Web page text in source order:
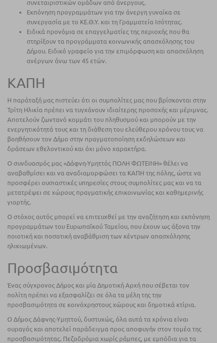
συνεταιριστικών ομάδων από άνεργους.
Εκπόνηση προγραμμάτων για την άνεργη γυναίκα σε
συνεργασία με το ΚΕ.Θ.Υ. και τη Γραμματεία Ισότητας.
Ειδικά προνόμια σε επαγγελματίες της περιοχής που θα
στηρίξουν τα προγράμματα κοινωνικής απασχόλησης του
Δήμου. Ειδικό γραφείο για την επιμόρφωση και απασχόληση
ανέργων άνω των 45 ετών.
ΚΑΠΗ
Η παράταξή μας πιστεύει ότι οι συμπολίτες μας που βρίσκονται στην
Τρίτη Ηλικία πρέπει να τυγχάνουν ιδιαίτερης προσοχής και μέριμνας.
Αποτελούν ζωντανό κομμάτι του πληθυσμού και μπορούν με την
ενεργητικότητά τους και τη διάθεση του ελεύθερου χρόνου τους να
βοηθήσουν τον Δήμο στην πραγματοποίηση εκδηλώσεων και
δράσεων εθελοντικού και όχι μόνο χαρακτήρα.
Ο συνδυασμός μας «Δάφνη-Υμηττός ΠΟΛΗ ΦΩΤΕΙΝΗ» θέλει να
αναβαθμίσει και να αναδιαμορφώσει τα ΚΑΠΗ της πόλης, ώστε να
προσφέρει ουσιαστικές υπηρεσίες στους συμπολίτες μας και να τα
μετατρέψει σε χώρους πραγματικής επικοινωνίας και καθημερινής
γιορτής.
Ο στόχος αυτός μπορεί να επιτευχθεί με την αναζήτηση και εκπόνηση
προγραμμάτων του Ευρωπαϊκού Ταμείου, που έχουν ως άξονα την
ποιοτική και ποσοτική αναβάθμιση των κέντρων απασχόλησης
ηλικιωμένων.
Προσβασιμότητα
Ένας σύγχρονος Δήμος και μία Δημοτική Αρχή που σέβεται τον
πολίτη πρέπει να εξασφαλίζει σε όλα τα μέλη της την
προσβασιμότητα σε κοινόχρηστους χώρους και δημοτικά κτίρια.
Ο Δήμος Δάφνης-Υμηττού, δυστυχώς, όλα αυτά τα χρόνια είναι
ουραγός και αποτελεί παράδειγμα προς αποφυγήν στον τομέα της
προσβασιμότητας. Πεζοδρόμια χωρίς ράμπες, με εμπόδια για τα